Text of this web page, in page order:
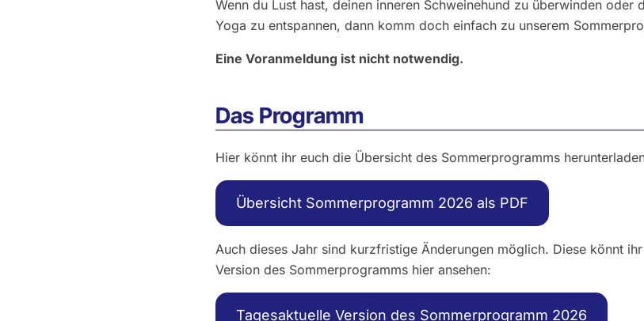
Wenn du Lust hast, deinen inneren Schweinehund zu überwinden oder
Yoga zu entspannen, dann komm doch einfach zu unserem
Eine Voranmeldung ist nicht notwendig.
Das Programm
Hier könnt ihr euch die Übersicht des Sommerprogramms
Übersicht Sommerprogramm 2026 als PDF
Auch dieses Jahr sind kurzfristige Änderungen möglich. Diese könnt
Version des Sommerprogramms hier ansehen:
Tagesaktuelle Version des Sommerprogramm 2026